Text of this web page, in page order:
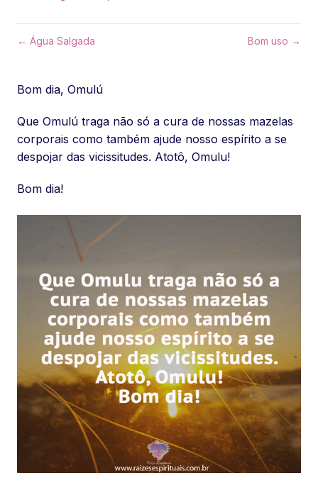
← Água Salgada Bom uso →
Bom dia, Omulú
Que Omulú traga não só a cura de nossas mazelas
corporais como também ajude nosso espírito a se
despojar das vicissitudes. Atotô, Omulu!
Bom dia!